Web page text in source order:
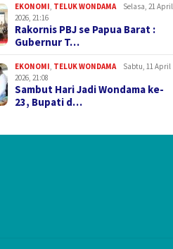
EKONOMI TELUK WONDAMA
Selasa, 21 April
2026, 21:16
Rakornis PBJ se Papua Barat :
Gubernur T…
EKONOMI TELUK WONDAMA
Sabtu, 11 April
2026, 21:08
Sambut Hari Jadi Wondama ke-
23, Bupati d…